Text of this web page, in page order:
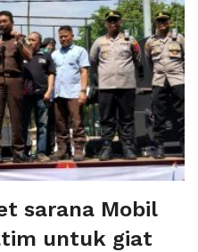
sarana Mobil
untuk giat